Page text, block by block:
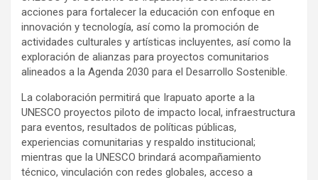
acciones para fortalecer la educación con enfoque en
innovación y tecnología, así como la promoción de
actividades culturales y artísticas incluyentes, así como la
exploración de alianzas para proyectos comunitarios
alineados a la Agenda 2030 para el Desarrollo Sostenible.
La colaboración permitirá que Irapuato aporte a la
UNESCO proyectos piloto de impacto local, infraestructura
para eventos, resultados de políticas públicas,
experiencias comunitarias y respaldo institucional;
mientras que la UNESCO brindará acompañamiento
técnico, vinculación con redes globales, acceso a